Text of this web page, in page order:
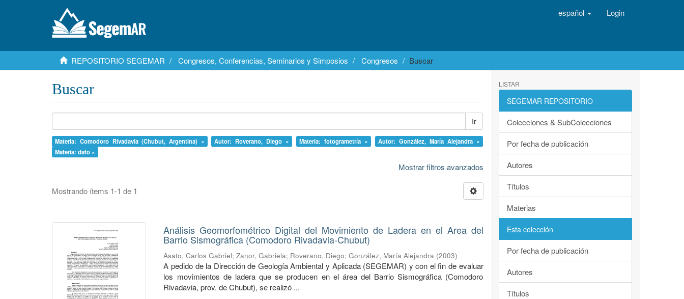
español Login
REPOSITORIO SEGEMAR Congresos, Conferencias, Seminarios y Simposios Congresos Buscar
Buscar
Ir
Materia: Comodoro Rivadavia (Chubut, Argentina) × Autor: Roverano, Diego × Materia: fotogrametría ×
Autor: González, María Alejandra ×
Materia: dato ×
Mostrar filtros avanzados
Mostrando ítems 1-1 de 1
Análisis Geomorfométrico Digital del Movimiento de Ladera en el Area del
Barrio Sismográfica (Comodoro Rivadavia-Chubut)
Asato, Carlos Gabriel;Zanor, Gabriela; Roverano, Diego;González, María Alejandra (2003)
A pedido de la Dirección de Geología Ambiental y Aplicada (SEGEMAR) y con el fin de evaluar
los movimientos de ladera que se producen en el área del Barrio Sismográfica (Comodoro
Rivadavia, prov. de Chubut), se realizó ...
LISTAR
SEGEMAR REPOSITORIO
Colecciones & SubColecciones
Por fecha de publicación
Autores
Títulos
Materias
Esta colección
Por fecha de publicación
Autores
Títulos